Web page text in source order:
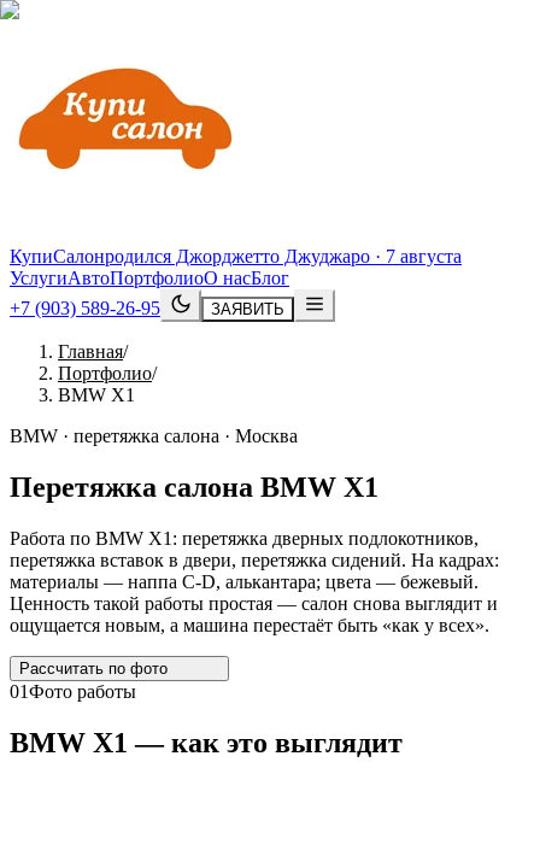
КупиСалонродился Джорджетто Джуджаро · 7 августа
УслугиАвтоПортфолиоО насБлог
+7 (903) 589-26-95
ЗАЯВИТЬ
Главная/
Портфолио/
BMW X1
BMW · перетяжка салона · Москва
Перетяжка салона BMW X1
Работа по BMW X1: перетяжка дверных подлокотников,
перетяжка вставок в двери, перетяжка сидений. На кадрах:
материалы — наппа C-D, алькантара; цвета — бежевый.
Ценность такой работы простая — салон снова выглядит и
ощущается новым, а машина перестаёт быть «как у всех».
Рассчитать по фото
01Фото работы
BMW X1 — как это выглядит